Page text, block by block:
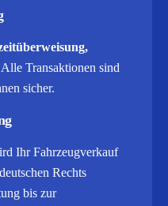
Transaktionen sind
sicher.
Ihr Fahrzeugverkauf
Rechts
bis zur